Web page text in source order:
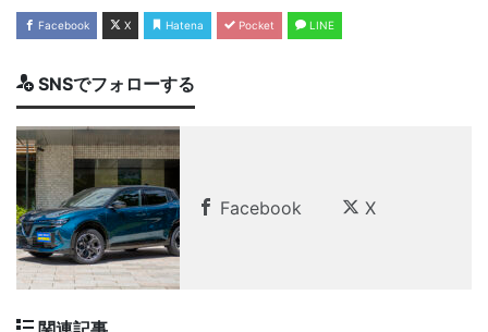
Facebook X Hatena Pocket LINE
SNSでフォローする
Facebook X